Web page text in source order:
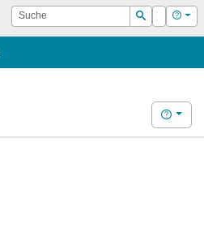
Suche
Suchen
Login Hilfe
Hilfe